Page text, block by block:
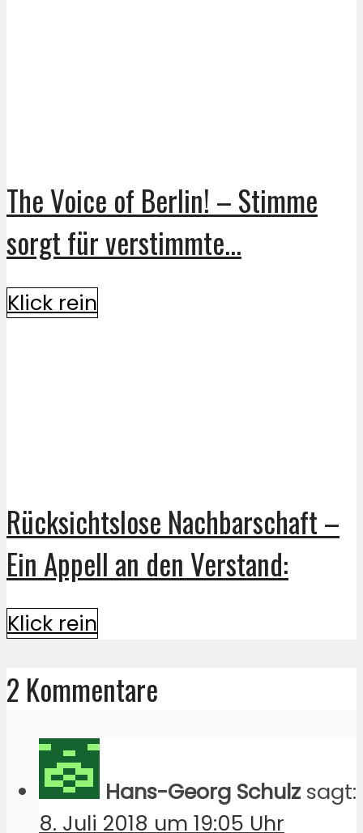
The Voice of Berlin! – Stimme
sorgt für verstimmte...
Klick rein
Rücksichtslose Nachbarschaft –
Ein Appell an den Verstand:
Klick rein
2 Kommentare
Hans-Georg Schulz sagt:
8. Juli 2018 um 19:05 Uhr